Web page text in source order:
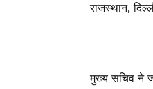
राजस्थान,
मुख्य सचिव ने